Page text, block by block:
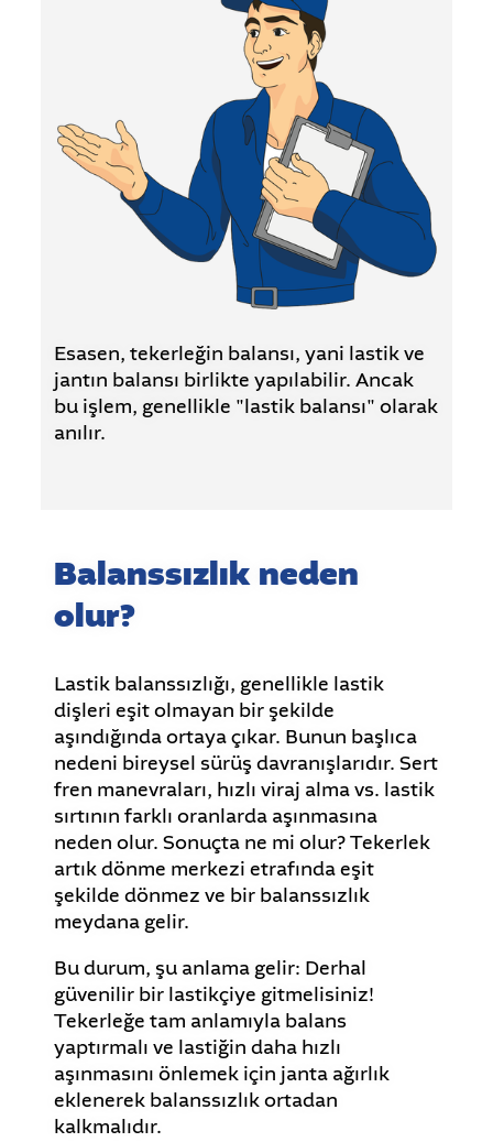
Esasen, tekerleğin balansı, yani lastik ve
jantın balansı birlikte yapılabilir. Ancak
bu işlem, genellikle "lastik balansı" olarak
anılır.
Balanssızlık neden
olur?
Lastik balanssızlığı, genellikle lastik
dişleri eşit olmayan bir şekilde
aşındığında ortaya çıkar. Bunun başlıca
nedeni bireysel sürüş davranışlarıdır. Sert
fren manevraları, hızlı viraj alma vs. lastik
sırtının farklı oranlarda aşınmasına
neden olur. Sonuçta ne mi olur? Tekerlek
artık dönme merkezi etrafında eşit
şekilde dönmez ve bir balanssızlık
meydana gelir.
Bu durum, şu anlama gelir: Derhal
güvenilir bir lastikçiye gitmelisiniz!
Tekerleğe tam anlamıyla balans
yaptırmalı ve lastiğin daha hızlı
aşınmasını önlemek için janta ağırlık
eklenerek balanssızlık ortadan
kalkmalıdır.